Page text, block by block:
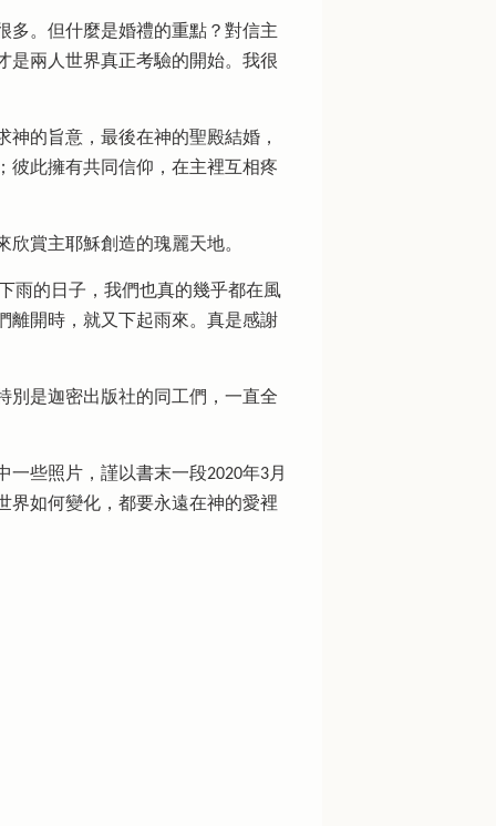
。但什麼是婚禮的重點？對信主
是兩人世界真正考驗的開始。我很
的旨意，最後在神的聖殿結婚，
彼此擁有共同信仰，在主裡互相疼
賞主耶穌創造的瑰麗天地。
雨的日子，我們也真的幾乎都在風
離開時，就又下起雨來。真是感謝
是迦密出版社的同工們，一直全
些照片，謹以書末一段2020年3月
界如何變化，都要永遠在神的愛裡